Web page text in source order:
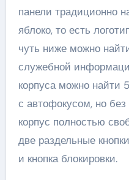
панели традиционно
яблоко, то есть
чуть ниже можно
служебной
корпуса можно найти
с автофокусом, но
корпус полностью
две раздельные
и кнопка блокировки.